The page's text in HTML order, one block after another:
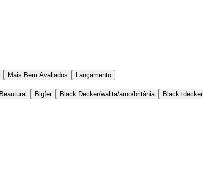
Mais Bem Avaliados Lançamento
Beautural Bigfer Black Decker/walita/arno/britânia Black+decker